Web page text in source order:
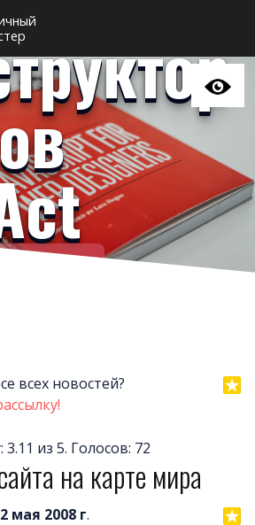
Почему LineAct
О
всех новостей?
из 5. Голосов: 72
на карте мира
мая 2008 г.